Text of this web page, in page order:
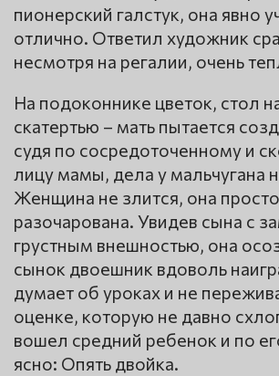
пионерский галстук, она явно
отлично. Ответил художник
несмотря на регалии, очень
На подоконнике цветок, стол
скатертью – мать пытается
судя по сосредоточенному и
лицу мамы, дела у мальчугана
Женщина не злится, она
разочарована. Увидев сына с
грустным внешностью, она
сынок двоешник вдоволь
думает об уроках и не
оценке, которую не давно
вошел средний ребенок и по
ясно: Опять двойка.